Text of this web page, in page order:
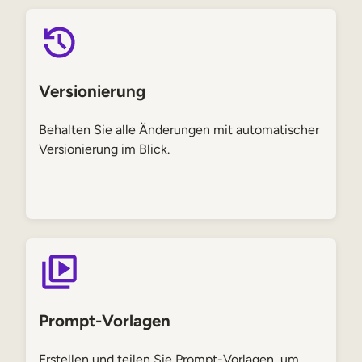
Versionierung
Behalten Sie alle Änderungen mit automatischer
Versionierung im Blick.
Prompt-Vorlagen